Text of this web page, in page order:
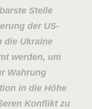
Stelle
der US-
die Ukraine
werden, um
Wahrung
in die Höhe
Konflikt zu